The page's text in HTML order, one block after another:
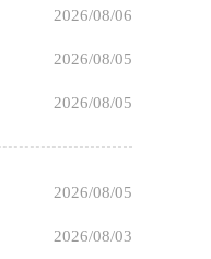
2026/08/06
2026/08/05
2026/08/05
2026/08/05
2026/08/03